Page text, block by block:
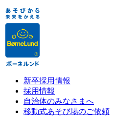
新卒採用情報
採用情報
自治体のみなさまへ
移動式あそび場のご依頼